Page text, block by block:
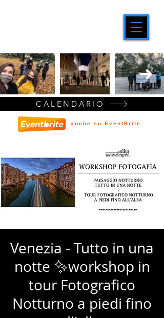
Venezia - Tutto in una
notte ✨workshop in
tour Fotografico
Notturno a piedi fino
CALENDARIO
anche su EventBrite